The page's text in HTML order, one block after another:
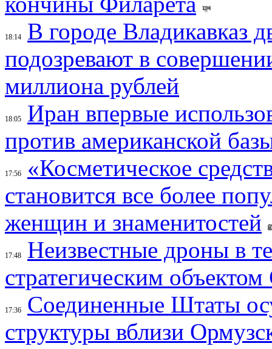
18:14
В городе Владикавказ
подозревают в
миллиона рублей
18:05
Иран впервые
против американской
17:56
«Косметическое
становится все более
женщин и знаменитостей
17:48
Неизвестные дроны в
стратегическим
17:36
Соединенные Штаты
структуры вблизи